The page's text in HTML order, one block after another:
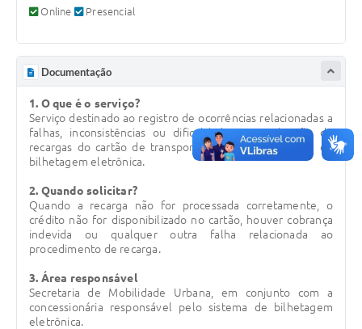
Manual para arquivo de remessa – NFSe
Lei de Acesso à Informação
Galeria de Vídeos
Legislação
Notícias
Online Presencial
Documentação
1. O que é o serviço?
Serviço destinado ao registro de ocorrências relacionadas a
falhas, inconsistências ou dificuldades na realização de
recargas do cartão de transporte utilizado no sistema de
bilhetagem eletrônica.
2. Quando solicitar?
Quando a recarga não for processada corretamente, o
crédito não for disponibilizado no cartão, houver cobrança
indevida ou qualquer outra falha relacionada ao
procedimento de recarga.
3. Área responsável
Secretaria de Mobilidade Urbana, em conjunto com a
concessionária responsável pelo sistema de bilhetagem
eletrônica.